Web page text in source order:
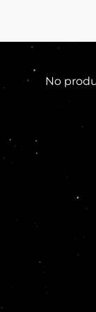
No